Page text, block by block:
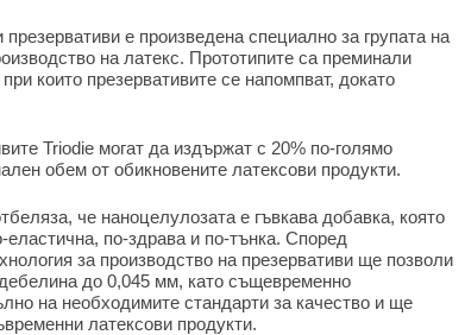
е произведена специално за групата на
на латекс. Прототипите са преминали
които презервативите се напомпват, докато
Triodie могат да издържат с 20% по-голямо
обем от обикновените латексови продукти.
че наноцелулозата е гъвкава добавка, която
по-здрава и по-тънка. Според
за производство на презервативи ще позволи
до 0,045 мм, като същевременно
на необходимите стандарти за качество и ще
латексови продукти.